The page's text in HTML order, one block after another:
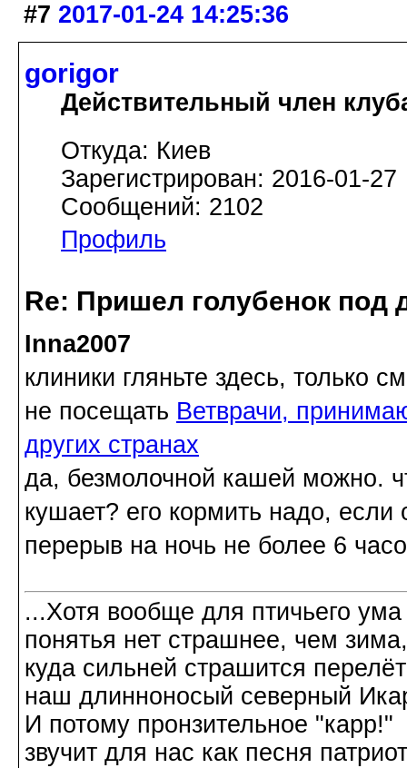
#7 2017-01-24 14:25:36
gorigor
Действительный член
Откуда: Киев
Зарегистрирован: 2016-01-27
Сообщений: 2102
Профиль
Re: Пришел голубенок под
Inna2007
клиники гляньте здесь, только
не посещать Ветврачи,
других странах
да, безмолочной кашей можно.
кушает? его кормить надо,
перерыв на ночь не более 6
...Хотя вообще для птичьего ума
понятья нет страшнее, чем зима,
куда сильней страшится
наш длинноносый северный
И потому пронзительное "карр!"
звучит для нас как песня